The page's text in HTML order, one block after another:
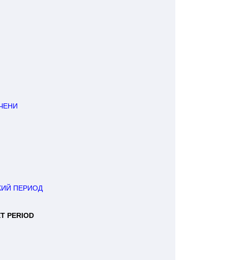
ПЕРИОД
PERIOD